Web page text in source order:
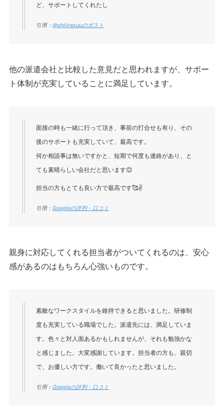
ど、サポートしてくれたし
引用： @shiiirasuuのポスト
他の派遣会社と比較した意見だと思われますが、サポー
ト体制が充実していることに満足しています。
面接の時も一緒に行って頂き、事前の打合せも有り、その
後のサポートも充実していて、最高です。
何か相談事は無いですかと、短期で何度も連絡があり、と
ても素晴らしい会社だと思います😊
担当の方もとても良い方で最高です🥰✌️
引用： Googleの評判・口コミ
親身に対応してくれる担当者がついてくれるのは、安心
感があるのはもちろん心強いものです。
素敵なワークスタイルを維持できると思いました。研修制
度も充実している職場でした。派遣先には、満足していま
す。色々と対人面あるかもしれませんが、それも勉強かな
と感じました。大変感謝しています。担当者の方も、親切
で、お優しい方です。働いて良かったと思いました。
引用： Googleの評判・口コミ